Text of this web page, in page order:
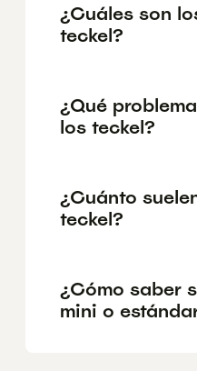
¿Cuáles son
teckel?
¿Qué
los teckel?
¿Cuánto
teckel?
¿Cómo saber
mini o